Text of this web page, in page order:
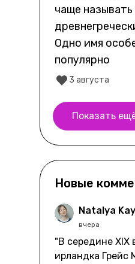
чаще называть
Одно имя
популярно
3 августа
Показать
Новые
Natalya
вчера
"В середине XIX
ирландка Грейс